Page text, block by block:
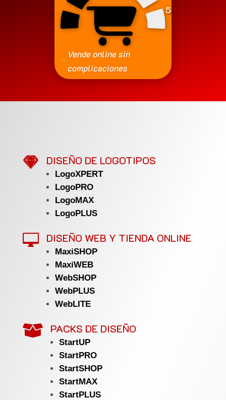
580
✳
Vende online sin
complicaciones
 DISEÑO DE LOGOTIPOS
LogoXPERT
LogoPRO
LogoMAX
LogoPLUS
 DISEÑO WEB Y TIENDA ONLINE
MaxiSHOP
MaxiWEB
WebSHOP
WebPLUS
WebLITE
 PACKS DE DISEÑO
StartUP
StartPRO
StartSHOP
StartMAX
StartPLUS